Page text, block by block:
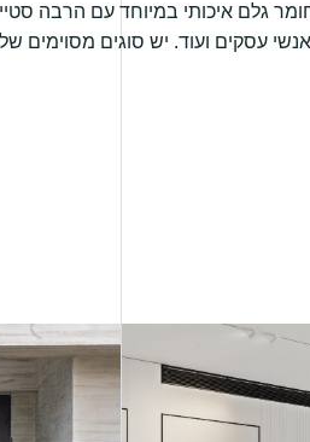
גלם איכותי במיוחד עם הרבה
עסקים ועוד. יש סוגים מסוימים